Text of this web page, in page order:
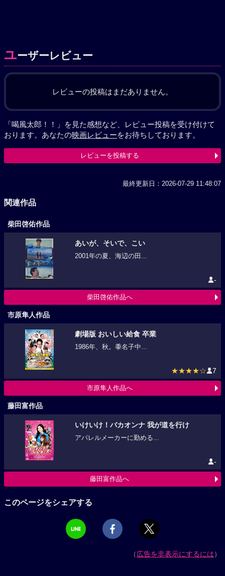
ユーザーレビュー
レビューの投稿はまだありません。
「喝風太郎！！」を見た感想など、レビュー投稿を受け付けて
おります。あなたの映画レビューをお待ちしております。
レビューを投稿する
最終更新日：2026-07-29 11:48:07
関連作品
柴田啓佑作品
あいが、そいで、こい
2001年の夏、海辺の田...
-
柴田啓佑作品へ
市原隼人作品
劇場版 おいしい給食 卒業
1986年、秋。黍名子中...
★★★★☆ 7
市原隼人作品へ
藤田富作品
いけいけ！バカオンナ 我が道を行け
アパレルメーカーに勤める...
-
藤田富作品へ
このページをシェアする
（広告を非表示にするには）